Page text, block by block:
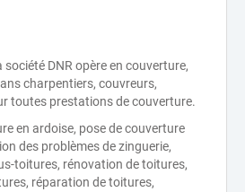
société DNR opère en couverture,
charpentiers, couvreurs,
toutes prestations de couverture.
en ardoise, pose de couverture
des problèmes de zinguerie,
toitures, rénovation de toitures,
réparation de toitures,